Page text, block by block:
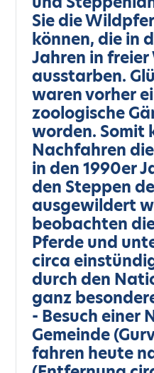
Sie die
können, die in
Jahren in
ausstarben.
waren vorher
zoologische
worden. Somit
Nachfahren
in den 1990er
den Steppen
ausgewildert
beobachten
Pferde und
circa
durch den
ganz
- Besuch einer
Gemeinde
fahren heute